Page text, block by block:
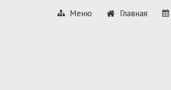
Меню Главная